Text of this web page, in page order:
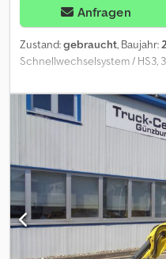
Anfragen
Zustand:gebraucht, Baujahr:
Schnellwechselsystem / HS3,
mm, Greif + Hammer Linie,
guter Zustand, Fahrzeug
beschriftet sein SI85823
TÜV-Abnahme. Falls neue
wir Ihnen gerne ein
Fahrzeug kann mit Werbung
Es gelten unsere allgemeinen
Gerne erstellen wir Ihnen für
oder Leasingangebot.
uns an!